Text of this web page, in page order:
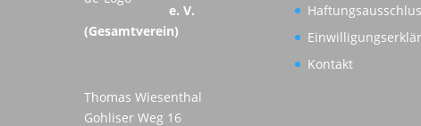
e. V.
(Gesamtverein)
Thomas Wiesenthal
Gohliser Weg 16
Kontakt